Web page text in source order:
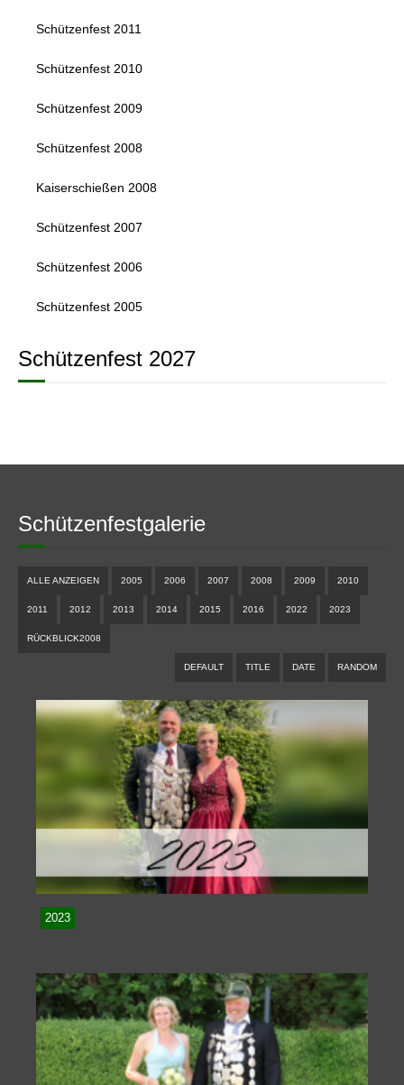
Schützenfest 2011
Schützenfest 2010
Schützenfest 2009
Schützenfest 2008
Kaiserschießen 2008
Schützenfest 2007
Schützenfest 2006
Schützenfest 2005
Schützenfest 2027
Schützenfestgalerie
ALLE ANZEIGEN 2005 2006 2007 2008 2009 2010
2011 2012 2013 2014 2015 2016 2022 2023
RÜCKBLICK2008
DEFAULT TITLE DATE RANDOM
2023